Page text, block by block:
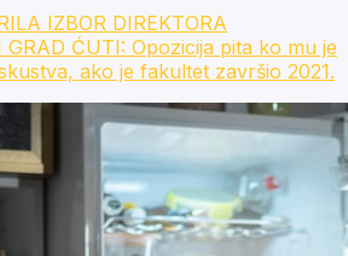
IZBOR DIREKTORA
GRAD ĆUTI: Opozicija pita ko mu je
ako je fakultet završio 2021.